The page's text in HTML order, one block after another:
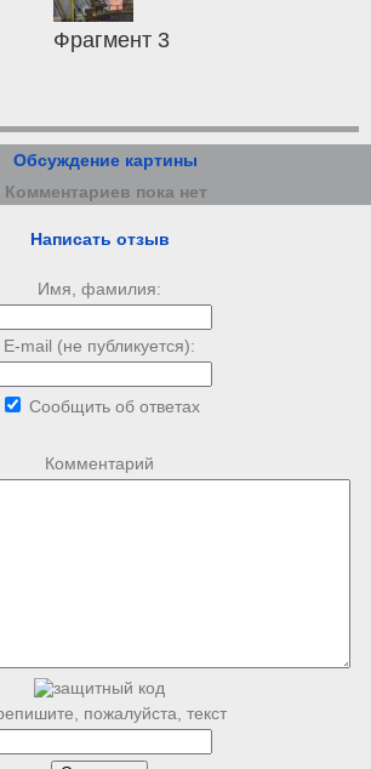
Фрагмент 3
Обсуждение картины
Комментариев пока нет
Написать отзыв
Имя, фамилия:
E-mail (не публикуется):
Сообщить об ответах
Комментарий
пожалуйста, текст